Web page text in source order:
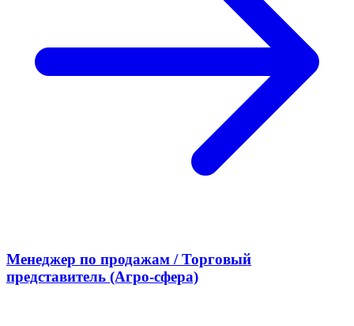
Менеджер по продажам / Торговый
представитель (Агро-сфера)